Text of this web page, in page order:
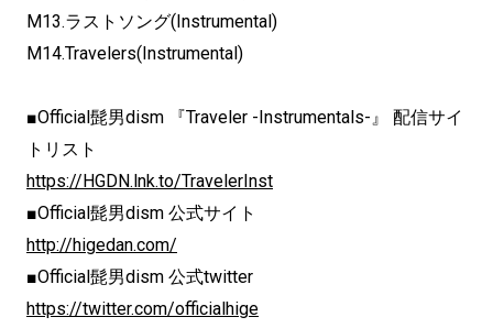
M13.ラストソング(Instrumental)
M14.Travelers(Instrumental)
■Official髭男dism 『Traveler -Instrumentals-』 配信サイ
トリスト
https://HGDN.lnk.to/TravelerInst
■Official髭男dism 公式サイト
http://higedan.com/
■Official髭男dism 公式twitter
https://twitter.com/officialhige